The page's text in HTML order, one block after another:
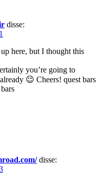
disse:
here, but I thought this
you’re going to
😉 Cheers! quest bars
disse: